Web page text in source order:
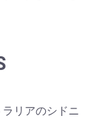
リアのシドニ